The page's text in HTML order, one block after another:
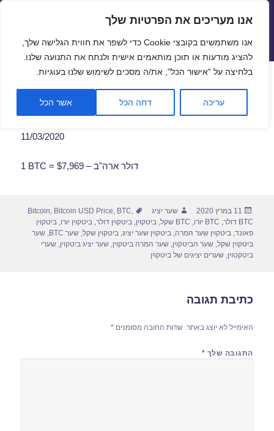
פתח
אנו מעריכים את הפרטיות שלך
אנו משתמשים בקובצי Cookie כדי לשפר את חווית הגלישה שלך,
להציג מודעות או תוכן מותאמים אישית ולנתח את התנועה שלנו.
בלחיצה על "אישור הכל", את/ה מסכים לשימוש שלנו בעוגיות.
עריכה דחה הכל אשר הכל
שערי חליפין יציגים – שער יציג
תפריטים
ווידג'טים
שער ביטקוין לתאריך 11/03/2020
11/03/2020
1 BTC = $7,969 – דולר ארה"ב
פורסם
בתאריך
11 במרץ 2020 מחבר
שער יציג תגיות Bitcoin, Bitcoin USD Price, BTC,
BTC דולר
, BTC יורו , BTC שקל ,ביטקוין,ביטקוין דולר,ביטקוין יורו,ביטקוין
פאונד,ביטקוין שער המרה,ביטקוין שער יציג,ביטקוין שקל,שער BTC ,שער
ביטקוין שקל,שער הביטקוין,שער המרה ביטקוין,שער יציג ביטקוין,שערי
ביטקטוין,שערים יציגים של ביטקוין
כתיבת תגובה
האימייל לא יוצג באתר. שדות החובה מסומנים*
התגובה שלך *